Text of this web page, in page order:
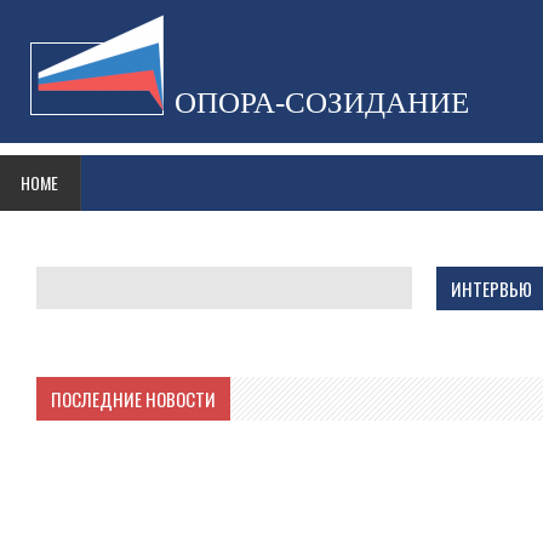
ОПОРА-СОЗИДАНИЕ
HOME
ИНТЕРВЬЮ
ПОСЛЕДНИЕ НОВОСТИ